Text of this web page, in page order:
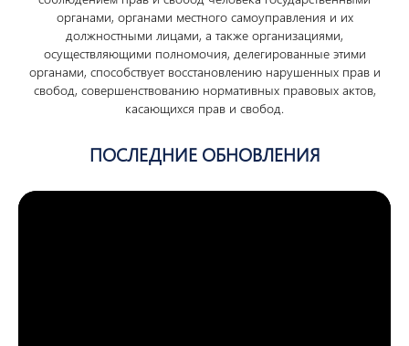
органами, органами местного самоуправления и их
должностными лицами, а также организациями,
осуществляющими полномочия, делегированные этими
органами, способствует восстановлению нарушенных прав и
свобод, совершенствованию нормативных правовых актов,
касающихся прав и свобод.
ПОСЛЕДНИЕ ОБНОВЛЕНИЯ